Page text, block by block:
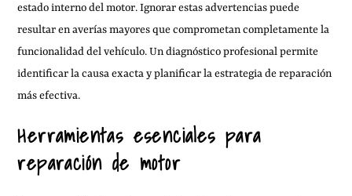
estado interno del motor. Ignorar estas advertencias puede
resultar en averías mayores que comprometan completamente la
funcionalidad del vehículo. Un diagnóstico profesional permite
identificar la causa exacta y planificar la estrategia de reparación
más efectiva.
Herramientas esenciales para
reparación de motor